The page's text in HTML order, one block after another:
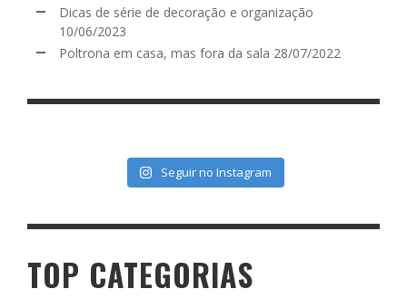
Dicas de série de decoração e organização
10/06/2023
Poltrona em casa, mas fora da sala 28/07/2022
Seguir no Instagram
TOP CATEGORIAS